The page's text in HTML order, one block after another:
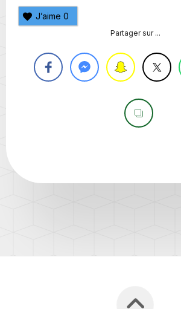
J’aime 0
Partager sur ...